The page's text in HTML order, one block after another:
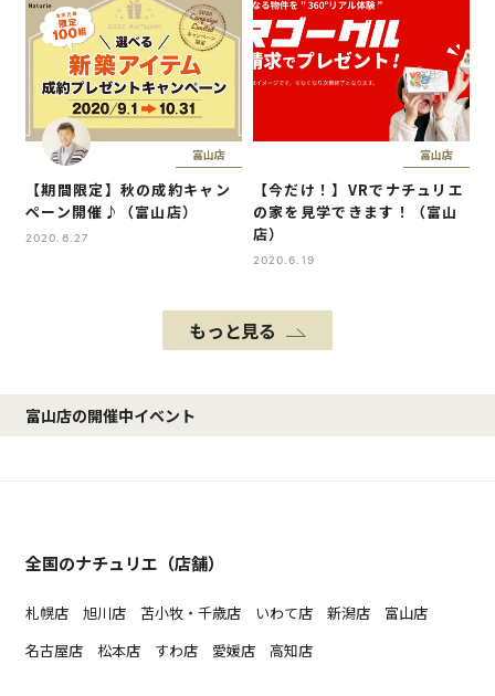
富山店
【期間限定】秋の成約キャン
ペーン開催♪（富山店）
2020.8.27
富山店
【今だけ！】VRでナチュリエ
の家を見学できます！（富山
店）
2020.6.19
もっと見る
富山店の開催中イベント
全国のナチュリエ（店舗）
札幌店 旭川店 苫小牧・千歳店 いわて店 新潟店
富山店
名古屋店
松本店 すわ店 愛媛店 高知店